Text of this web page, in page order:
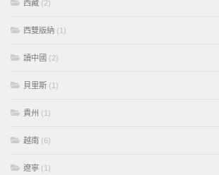
西藏 (2)
西雙版納 (1)
讀中國 (2)
貝里斯 (1)
貴州 (1)
越南 (6)
遼寧 (1)